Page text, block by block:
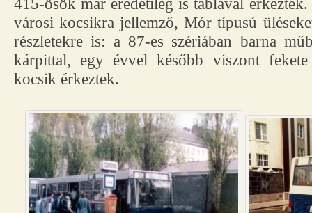
415-ösök már eredetileg is táblával
városi kocsikra jellemző, Mór típusú
részletekre is: a 87-es szériában barna
kárpittal, egy évvel később viszont fekete
kocsik érkeztek.